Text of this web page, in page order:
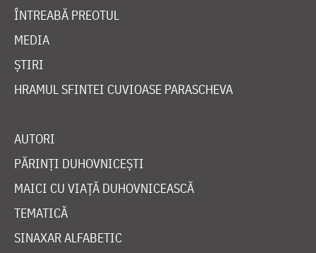
ÎNTREABĂ PREOTUL
MEDIA
ȘTIRI
HRAMUL SFINTEI CUVIOASE PARASCHEVA
AUTORI
PĂRINȚI DUHOVNICEȘTI
MAICI CU VIAȚĂ DUHOVNICEASCĂ
TEMATICĂ
SINAXAR ALFABETIC